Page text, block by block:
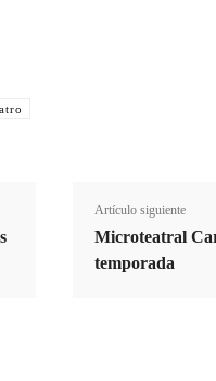
Artículo siguiente
Microteatral
temporada